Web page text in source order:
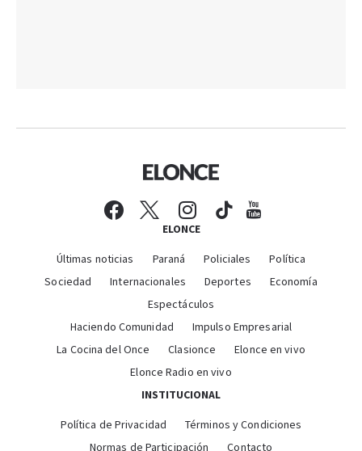
ELONCE
Últimas noticias Paraná Policiales
Política
Sociedad
Internacionales Deportes
Economía
Espectáculos
Haciendo Comunidad
Impulso Empresarial
La Cocina del Once
Clasionce
Elonce en vivo
Elonce Radio en vivo
INSTITUCIONAL
Política de Privacidad
Términos y Condiciones
Normas de Participación
Contacto